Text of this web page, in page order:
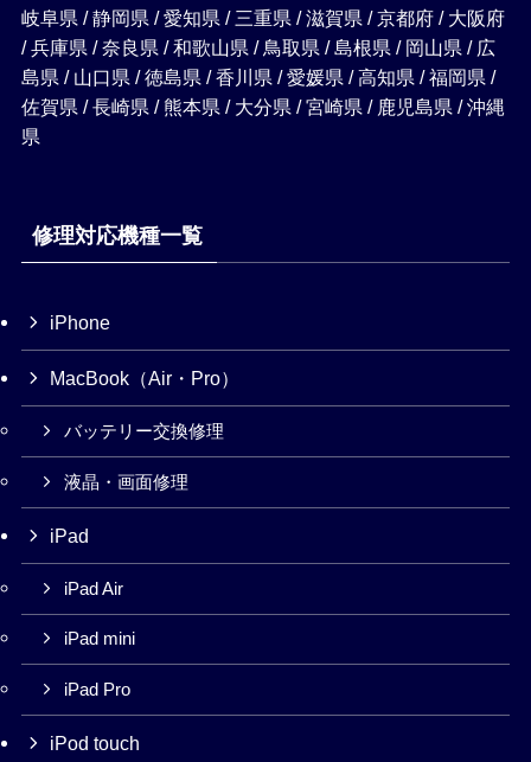
岐阜県 / 静岡県 / 愛知県 / 三重県 / 滋賀県 / 京都府 / 大阪府
/ 兵庫県 / 奈良県 / 和歌山県 / 鳥取県 / 島根県 / 岡山県 / 広
島県 / 山口県 / 徳島県 / 香川県 / 愛媛県 / 高知県 / 福岡県 /
佐賀県 / 長崎県 / 熊本県 / 大分県 / 宮崎県 / 鹿児島県 / 沖縄
県
修理対応機種一覧
iPhone
MacBook（Air・Pro）
バッテリー交換修理
液晶・画面修理
iPad
iPad Air
iPad mini
iPad Pro
iPod touch